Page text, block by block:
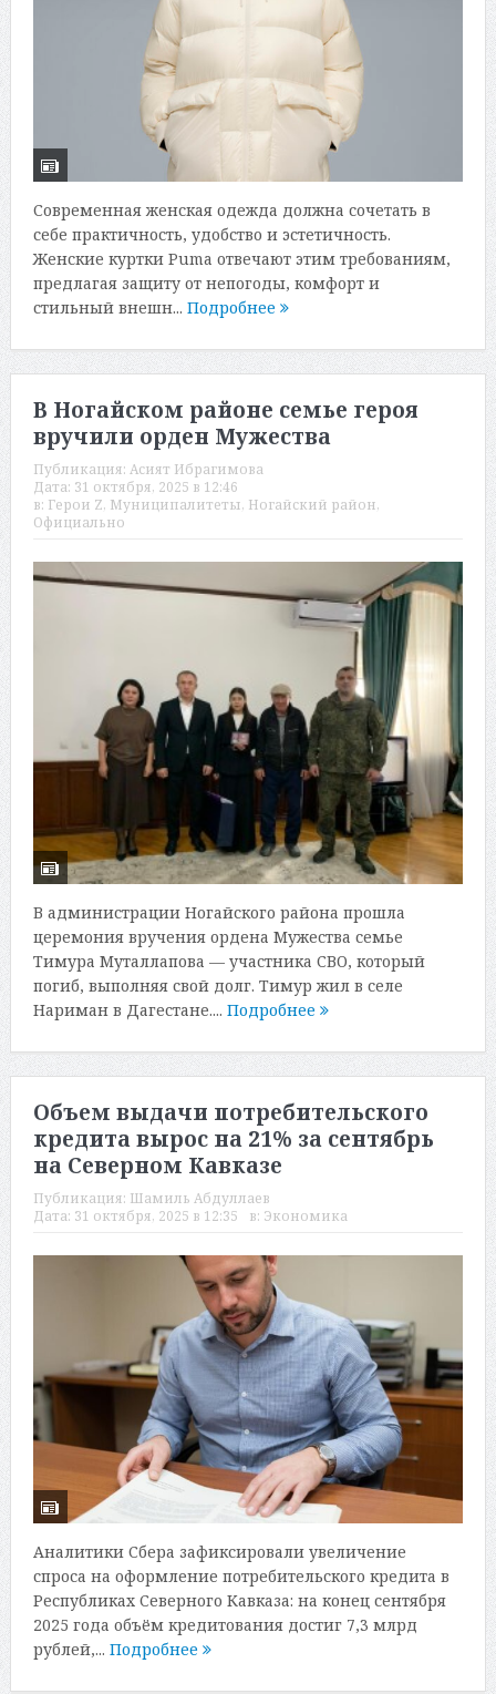
Современная женская одежда должна сочетать в
себе практичность, удобство и эстетичность.
Женские куртки Puma отвечают этим требованиям,
предлагая защиту от непогоды, комфорт и
стильный внешн... Подробнее
В Ногайском районе семье героя
вручили орден Мужества
Публикация: Асият Ибрагимова
Дата: 31 октября, 2025 в 12:46
в: Герои Z, Муниципалитеты, Ногайский район,
Официально
В администрации Ногайского района прошла
церемония вручения ордена Мужества семье
Тимура Муталлапова — участника СВО, который
погиб, выполняя свой долг. Тимур жил в селе
Нариман в Дагестане.... Подробнее
Объем выдачи потребительского
кредита вырос на 21% за сентябрь
на Северном Кавказе
Публикация: Шамиль Абдуллаев
Дата: 31 октября, 2025 в 12:35 в: Экономика
Аналитики Сбера зафиксировали увеличение
спроса на оформление потребительского кредита в
Республиках Северного Кавказа: на конец сентября
2025 года объём кредитования достиг 7,3 млрд
рублей,... Подробнее